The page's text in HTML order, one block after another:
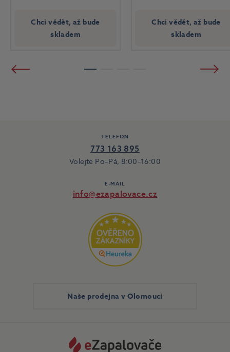
Chci vědět, až bude
skladem
Chci vědět, až bude
skladem
TELEFON
773 163 895
Volejte Po–Pá, 8:00–16:00
E-MAIL
info@ezapalovace.cz
Naše prodejna v Olomouci